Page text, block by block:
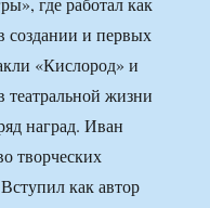
создании и первых
«Кислород» и
жизни
наград. Иван
творческих
как автор